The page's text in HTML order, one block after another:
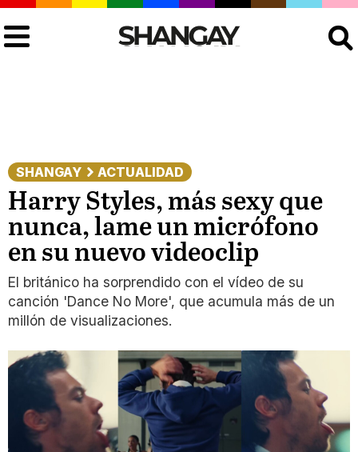
SHANGAY ACTUALIDAD
Harry Styles, más sexy que
nunca, lame un micrófono
en su nuevo videoclip
El británico ha sorprendido con el vídeo de su
canción 'Dance No More', que acumula más de un
millón de visualizaciones.